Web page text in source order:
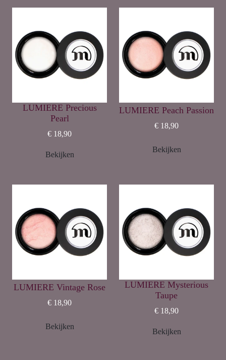
LUMIERE Precious
Pearl
€ 18,90
Bekijken
LUMIERE Peach Passion
€ 18,90
Bekijken
LUMIERE Vintage Rose
€ 18,90
Bekijken
LUMIERE Mysterious
Taupe
€ 18,90
Bekijken